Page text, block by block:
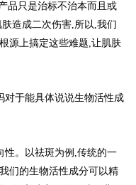
品只是治标不治本而且或
造成二次伤害,所以,我们
源上搞定这些难题,让肌肤
对于能具体说说生物活性成
性。以祛斑为例,传统的一
们的生物活性成分可以精